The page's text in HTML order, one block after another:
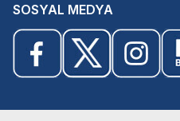
SOSYAL MEDYA